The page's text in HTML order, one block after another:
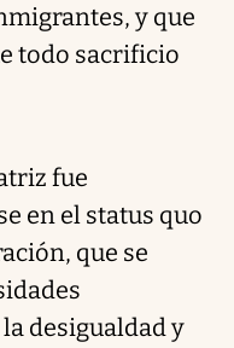
y que
todo sacrificio
fue
en el status quo
que se
desigualdad y